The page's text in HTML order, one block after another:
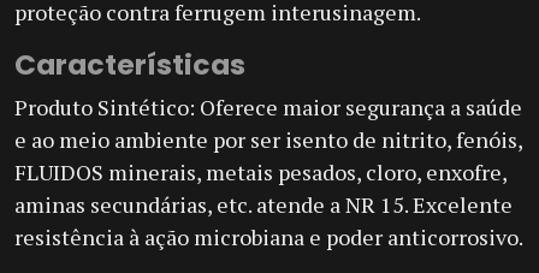
proteção contra ferrugem interusinagem.
Características
Produto Sintético: Oferece maior segurança a saúde
e ao meio ambiente por ser isento de nitrito, fenóis,
FLUIDOS minerais, metais pesados, cloro, enxofre,
aminas secundárias, etc. atende a NR 15. Excelente
resistência à ação microbiana e poder anticorrosivo.